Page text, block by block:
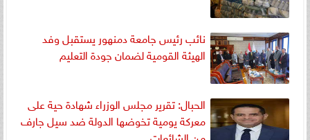
نائب رئيس جامعة دمنهور يستقبل وفد
الهيئة القومية لضمان جودة التعليم
الحبال: تقرير مجلس الوزراء شهادة حية على
معركة يومية تخوضها الدولة ضد سيل جارف